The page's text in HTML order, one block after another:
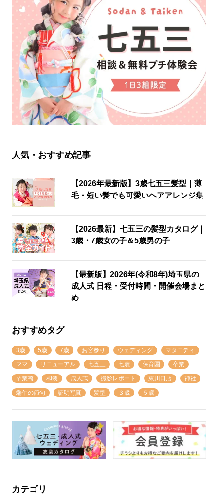
人気・おすすめ記事
【2026年最新版】3歳七五三髪型｜薄
毛・短い髪でも可愛いヘアアレンジ集
【2026最新】七五三の髪型カタログ｜
3歳・7歳女の子＆5歳男の子
【最新版】2026年(令和8年)埼玉県の
成人式 日程・受付時間・開催会場まと
め
おすすめタグ
3歳 5歳 7歳 お宮参り ウェディング マタニティ
ママ リニューアル 七五三 七歳 保育園 卒業
卒業袴 和装 成人式 撮影レポート 東川口店 神社
端午の節句 証明写真 髪型 ３歳 ５歳
カテゴリ